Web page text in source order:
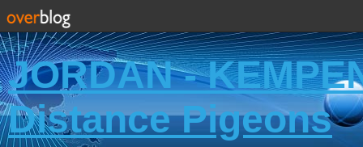
JORDAN -
Distance Pigeons